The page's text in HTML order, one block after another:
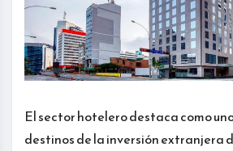
El sector hotelero destaca como
destinos de la inversión extranjera